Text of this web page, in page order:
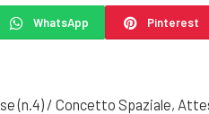
WhatsApp Pinterest
(n.4) / Concetto Spaziale,